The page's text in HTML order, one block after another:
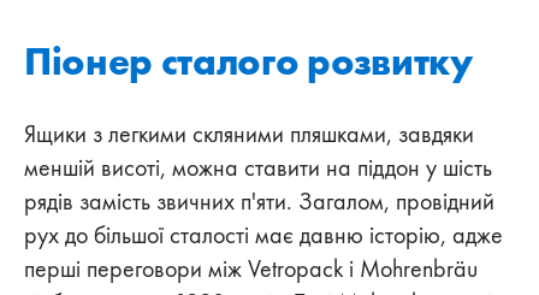
Піонер сталого розвитку
Ящики з легкими скляними пляшками, завдяки
меншій висоті, можна ставити на піддон у шість
рядів замість звичних п'яти. Загалом, провідний
рух до більшої сталості має давню історію, адже
перші переговори між Vetropack і Mohrenbräu